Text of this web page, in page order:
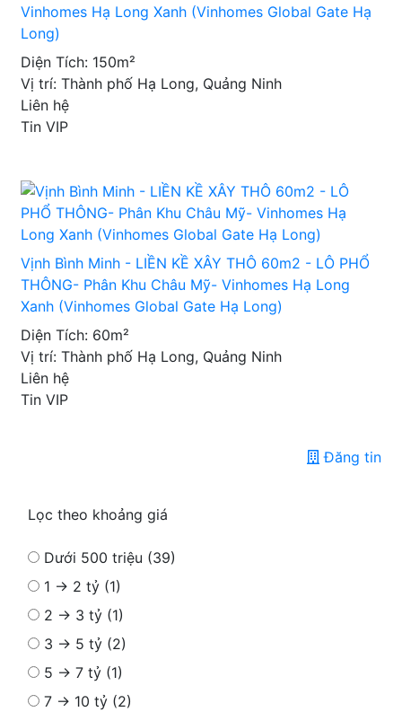
Vinhomes Hạ Long Xanh (Vinhomes Global Gate Hạ
Long)
Diện Tích: 150m²
Vị trí: Thành phố Hạ Long, Quảng Ninh
Liên hệ
Tin VIP
Vịnh Bình Minh - LIỀN KỀ XÂY THÔ 60m2 - LÔ PHỔ
THÔNG- Phân Khu Châu Mỹ- Vinhomes Hạ Long
Xanh (Vinhomes Global Gate Hạ Long)
Diện Tích: 60m²
Vị trí: Thành phố Hạ Long, Quảng Ninh
Liên hệ
Tin VIP
Đăng tin
Lọc theo khoảng giá
Dưới 500 triệu (39)
1 → 2 tỷ (1)
2 → 3 tỷ (1)
3 → 5 tỷ (2)
5 → 7 tỷ (1)
7 → 10 tỷ (2)